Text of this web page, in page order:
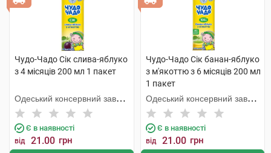
Чудо-Чадо Сік слива-яблуко
з 4 місяців 200 мл 1 пакет
Одеський консервний завод
дитячого харчування
Є в наявності
від 21.00 грн
Чудо-Чадо Сік банан-яблуко
з м'якоттю з 6 місяців 200 мл
1 пакет
Одеський консервний завод
дитячого харчування
Є в наявності
від 21.00 грн